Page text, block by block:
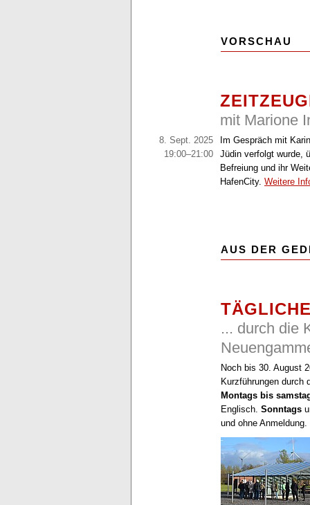
VORSCHAU
mit Marione
8. Sept. 2025
19:00–21:00
Im Gespräch mit
Jüdin verfolgt wurde,
Befreiung und ihr
HafenCity. Weitere
AUS DER
... durch die
Noch bis 30. August
Kurzführungen durch
Montags bis
Englisch. Sonntags
und ohne Anmeldung.